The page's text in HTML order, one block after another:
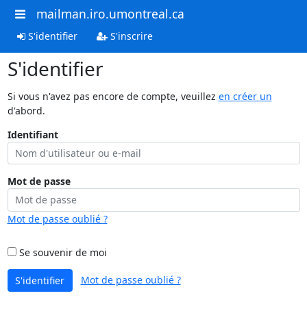
mailman.iro.umontreal.ca
S'identifier S'inscrire
S'identifier
Si vous n'avez pas encore de compte, veuillez en créer un
d'abord.
Identifiant
Mot de passe
Mot de passe oublié ?
Se souvenir de moi
S'identifier Mot de passe oublié ?